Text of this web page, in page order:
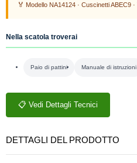
🏅 Modello NA14124 · Cuscinetti ABEC9
Nella scatola troverai
Paio di pattini Manuale di istruzioni
📋 Vedi Dettagli Tecnici
DETTAGLI DEL PRODOTTO